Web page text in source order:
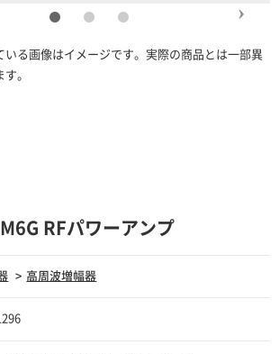
いる画像はイメージです。実際の商品とは一部異
。
RFパワーアンプ
高周波増幅器